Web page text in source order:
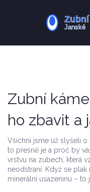
Zotavení po
Zubní
ho zbavit a
Všichni jsme už slyšeli o
to přesně je a proč by
vrstvu na zubech, která
neodstraní. Když se
minerální usazeninu – to